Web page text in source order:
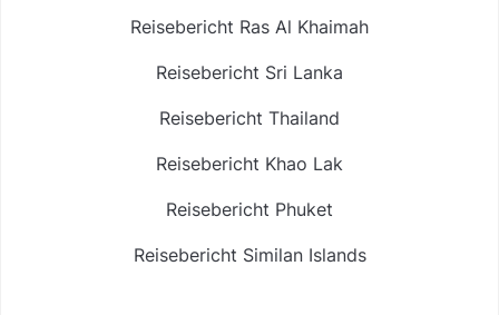
Reisebericht Ras Al Khaimah
Reisebericht Sri Lanka
Reisebericht Thailand
Reisebericht Khao Lak
Reisebericht Phuket
Reisebericht Similan Islands